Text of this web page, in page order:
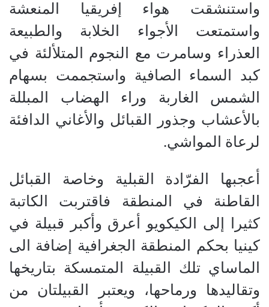
واستنشقت هواء إفريقيا المنعشة
واستمتعت الأجواء الخلابة والطبيعة
العذراء وسامرت مع النجوم المتلألئة في
كبد السماء الصافية واستجممت بسهام
الشمس الغاربة وراء الهضاب المبللة
بالأعشاب وجذور القبائل والأغاني الدافئة
لرعاة المواشي.
أعجبها الفرّادة القبلية وخاصة القبائل
القاطنة في المنطقة فاقتربت الكاتبة
كثيرا إلى الكيكويو أعرق وأكبر قبيلة في
كينيا بحكم المنطقة الجغرافية إضافة الى
الماساي تلك القبيلة المتمسكة بتاريخها
وتقاليدها ورماحها، ويعتبر القبيلتان من